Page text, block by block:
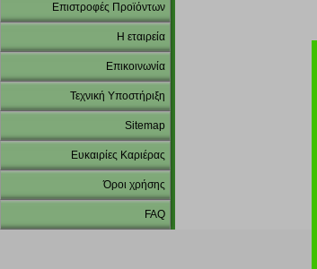
Επιστροφές Προϊόντων
Η εταιρεία
Επικοινωνία
Τεχνική Υποστήριξη
Sitemap
Ευκαιρίες Καριέρας
Όροι χρήσης
FAQ